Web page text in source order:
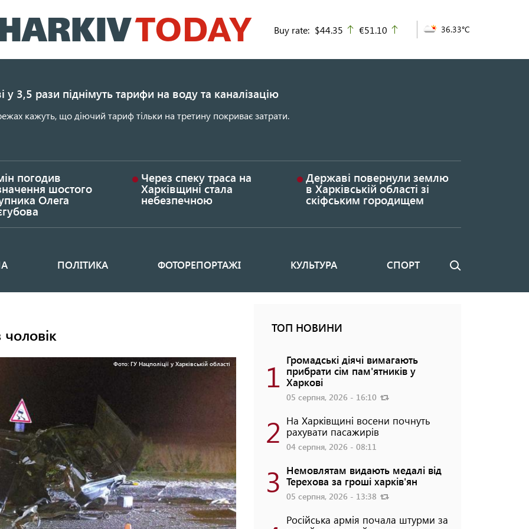
до
основного
Buy rate: $44.35 up
€51.10 36.33°C
у 3,5 рази піднімуть тарифи на воду та каналізацію
кажуть, що діючий тариф тільки на третину покриває затрати.
погодив
шостого
Олега
Через спеку траса на
Харківщині стала
небезпечною
Державі повернули землю
в Харківській області зі
скіфським городищем
ПОЛІТИКА ФОТОРЕПОРТАЖІ КУЛЬТУРА СПОРТ Пошук
Фото: ГУ Нацполіції у Харківській області
ТОП НОВИНИ
1 Громадські діячі вимагають
прибрати сім пам'ятників у
Харкові
05 серпня, 2026 - 16:10
2 На Харківщині восени почнуть
рахувати пасажирів
04 серпня, 2026 - 08:11
3 Немовлятам видають медалі від
Терехова за гроші харків'ян
05 серпня, 2026 - 13:38
Російська армія почала штурми за